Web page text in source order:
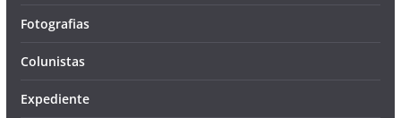
Fotografias
Colunistas
Expediente